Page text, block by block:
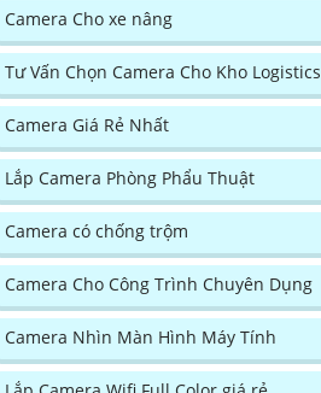
Camera Cho xe nâng
Tư Vấn Chọn Camera Cho Kho Logistics
Camera Giá Rẻ Nhất
Lắp Camera Phòng Phẩu Thuật
Camera có chống trộm
Camera Cho Công Trình Chuyên Dụng
Camera Nhìn Màn Hình Máy Tính